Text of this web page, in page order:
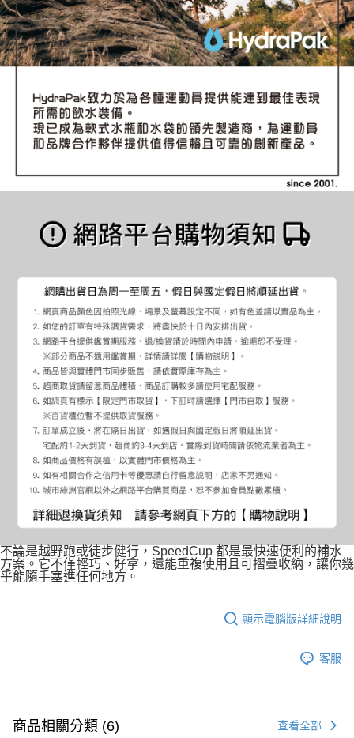
不論是越野跑或徒步健行，SpeedCup 都是最快速便利的補水
方案。它不僅輕巧、好拿，還能重複使用且可摺疊收納，讓你幾
乎能隨手塞進任何地方。
顯示電腦版詳細說明
客服
商品相關分類 (6) 查看全部